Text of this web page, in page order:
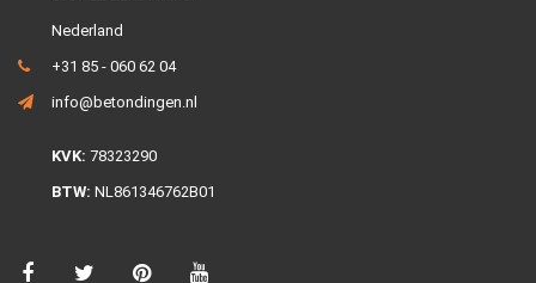
Nederland
+31 85 - 060 62 04
info@betondingen.nl
KVK: 78323290
BTW: NL861346762B01